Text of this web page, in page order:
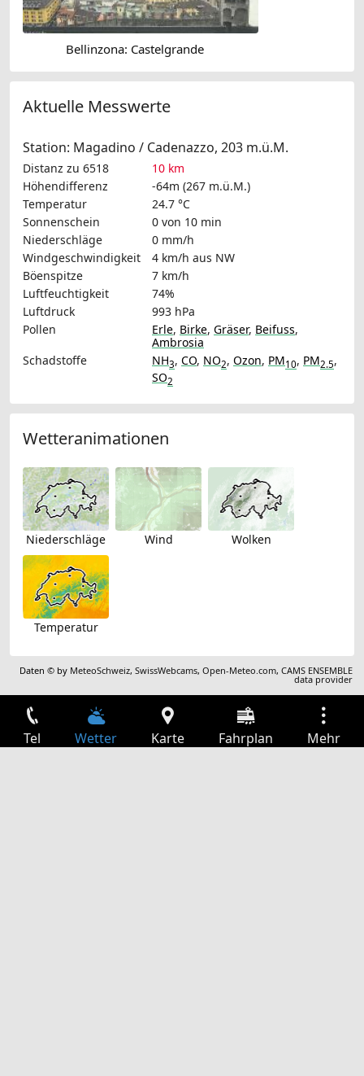
Bellinzona: Castelgrande
Aktuelle Messwerte
Station: Magadino / Cadenazzo, 203 m.ü.M.
Distanz zu 6518
10 km
Höhendifferenz
-64m (267 m.ü.M.)
Temperatur
24.7 °C
Sonnenschein
0 von 10 min
Niederschläge
0 mm/h
Windgeschwindigkeit
4 km/h aus NW
Böenspitze
7 km/h
Luftfeuchtigkeit
74%
Luftdruck
993 hPa
Pollen
Erle, Birke, Gräser, Beifuss,
Ambrosia
Schadstoffe
NH3, CO, NO2, Ozon, PM10, PM2.5,
SO2
Wetteranimationen
Niederschläge Wind Wolken
Temperatur
Daten © by MeteoSchweiz,SwissWebcams,Open-Meteo.com,CAMS ENSEMBLE
data provider
Tel Wetter Karte Fahrplan Mehr